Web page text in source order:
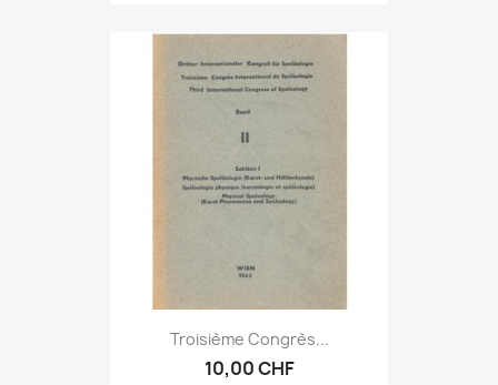
Troisième Congrès...
10,00 CHF